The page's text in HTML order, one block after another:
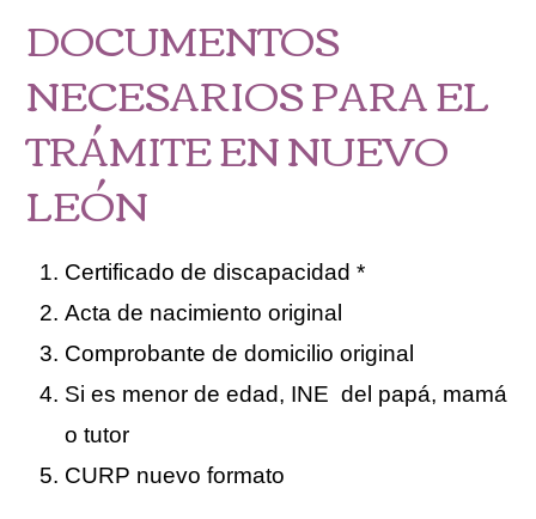
DOCUMENTOS
NECESARIOS PARA EL
TRÁMITE EN NUEVO
LEÓN
Certificado de discapacidad *
Acta de nacimiento original
Comprobante de domicilio original
Si es menor de edad, INE del papá, mamá
o tutor
CURP nuevo formato